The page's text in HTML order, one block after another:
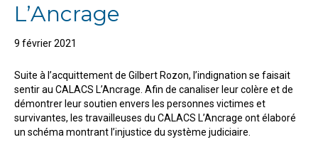
L’Ancrage
9 février 2021
Suite à l’acquittement de Gilbert Rozon, l’indignation se faisait
sentir au CALACS L’Ancrage. Afin de canaliser leur colère et de
démontrer leur soutien envers les personnes victimes et
survivantes, les travailleuses du CALACS L’Ancrage ont élaboré
un schéma montrant l’injustice du système judiciaire.